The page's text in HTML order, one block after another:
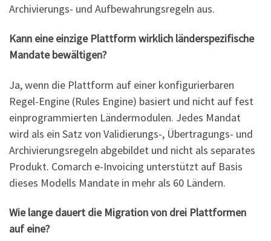
Archivierungs- und Aufbewahrungsregeln aus.
Kann eine einzige Plattform wirklich länderspezifische
Mandate bewältigen?
Ja, wenn die Plattform auf einer konfigurierbaren
Regel-Engine (Rules Engine) basiert und nicht auf fest
einprogrammierten Ländermodulen. Jedes Mandat
wird als ein Satz von Validierungs-, Übertragungs- und
Archivierungsregeln abgebildet und nicht als separates
Produkt. Comarch e-Invoicing unterstützt auf Basis
dieses Modells Mandate in mehr als 60 Ländern.
Wie lange dauert die Migration von drei Plattformen
auf eine?